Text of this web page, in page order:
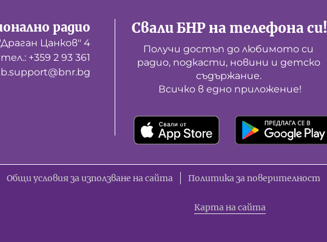
радио
Цанков" 4
тел.: +359 2 93 361
Свали БНР на телефона си!
Получи достъп до любимото си
радио, подкасти, новини и детско
съдържание.
Всичко в едно приложение!
Общи условия за използване на сайта Политика за поверителност
Карта на сайта